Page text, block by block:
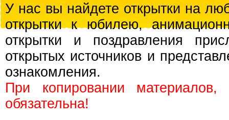
У нас вы найдете открытки на
открытки к юбилею,
открытки и поздравления
открытых источников и
ознакомления.
При копировании
обязательна!